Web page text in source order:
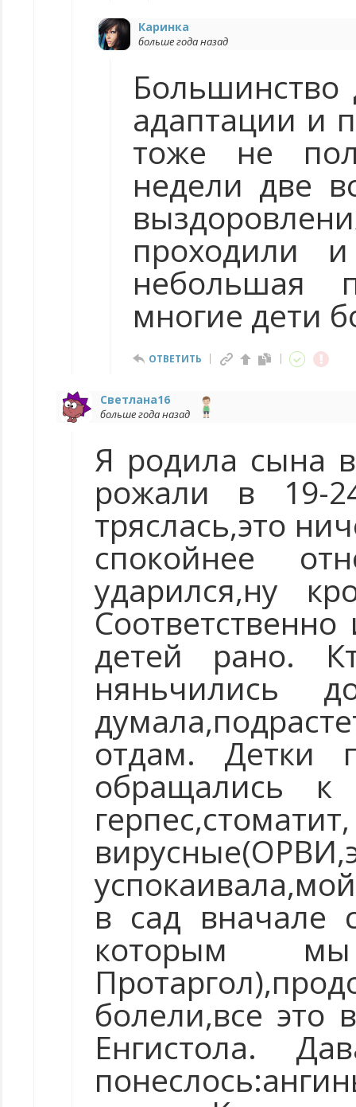
Каринка
больше года назад
Большинство
адаптации и
тоже не
недели две
проходили
небольшая
многие дети
ОТВЕТИТЬ
Светлана16
больше года назад
Я родила сына
рожали в 19-
тряслась,это
спокойнее
ударился,ну
детей рано.
няньчились
отдам. Детки
обращались
герпес,стоматит,
в сад вначале
которым мы
болели,все это
Енгистола.